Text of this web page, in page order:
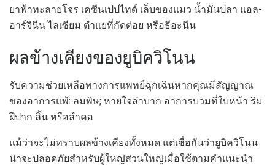
ยาฟ้าทะลายโจร เคซีนเปปไทด์ เล็บของแมว น้ำมันปลา แอล-
อาร์จินีน ไลเซียม ตำแยที่กัดต่อย หรือธีอะนีน
ผลข้างเคียงของยูบิควิโนน
รับความช่วยเหลือทางการแพทย์ฉุกเฉินหากคุณมีสัญญาณ
ของอาการแพ้: ลมพิษ; หายใจลำบาก อาการบวมที่ใบหน้า ริม
ฝีปาก ลิ้น หรือลำคอ
แม้ว่าจะไม่ทราบผลข้างเคียงทั้งหมด แต่เชื่อกันว่ายูบิควิโนน
น่าจะปลอดภัยสำหรับผู้ใหญ่ส่วนใหญ่เมื่อใช้ตามคำแนะนำ